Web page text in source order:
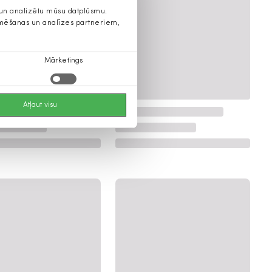
analizētu mūsu datplūsmu.
un analīzes partneriem,
Mārketings
Atļaut visu